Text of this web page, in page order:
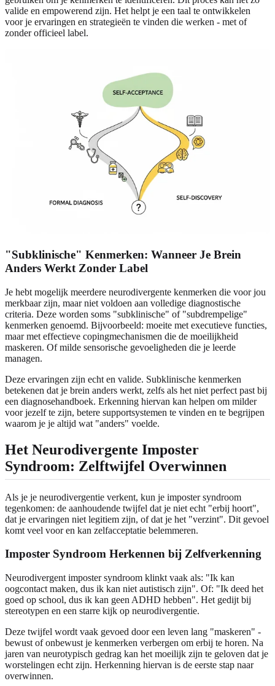
valide en empowerend zijn. Het helpt je een taal te ontwikkelen
voor je ervaringen en strategieën te vinden die werken - met of
zonder officieel label.
"Subklinische" Kenmerken: Wanneer Je Brein
Anders Werkt Zonder Label
Je hebt mogelijk meerdere neurodivergente kenmerken die voor jou
merkbaar zijn, maar niet voldoen aan volledige diagnostische
criteria. Deze worden soms "subklinische" of "subdrempelige"
kenmerken genoemd. Bijvoorbeeld: moeite met executieve functies,
maar met effectieve copingmechanismen die de moeilijkheid
maskeren. Of milde sensorische gevoeligheden die je leerde
managen.
Deze ervaringen zijn echt en valide. Subklinische kenmerken
betekenen dat je brein anders werkt, zelfs als het niet perfect past bij
een diagnosehandboek. Erkenning hiervan kan helpen om milder
voor jezelf te zijn, betere supportsystemen te vinden en te begrijpen
waarom je je altijd wat "anders" voelde.
Het Neurodivergente Imposter
Syndroom: Zelftwijfel Overwinnen
Als je je neurodivergentie verkent, kun je imposter syndroom
tegenkomen: de aanhoudende twijfel dat je niet echt "erbij hoort",
dat je ervaringen niet legitiem zijn, of dat je het "verzint". Dit gevoel
komt veel voor en kan zelfacceptatie belemmeren.
Imposter Syndroom Herkennen bij Zelfverkenning
Neurodivergent imposter syndroom klinkt vaak als: "Ik kan
oogcontact maken, dus ik kan niet autistisch zijn". Of: "Ik deed het
goed op school, dus ik kan geen ADHD hebben". Het gedijt bij
stereotypen en een starre kijk op neurodivergentie.
Deze twijfel wordt vaak gevoed door een leven lang "maskeren" -
bewust of onbewust je kenmerken verbergen om erbij te horen. Na
jaren van neurotypisch gedrag kan het moeilijk zijn te geloven dat je
worstelingen echt zijn. Herkenning hiervan is de eerste stap naar
overwinnen.